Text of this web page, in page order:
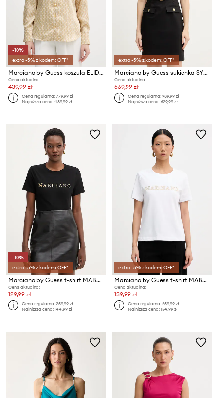
-10%
extra -5% z kodem: OFF*
Marciano by Guess koszula ELIDA
Cena aktualna:
439,99 zł
Cena regularna:779,99 zł
Najniższa cena:489,99 zł
extra -5% z kodem: OFF*
Marciano by Guess sukienka SYBIL
Cena aktualna:
569,99 zł
Cena regularna:989,99 zł
Najniższa cena:629,99 zł
-10%
extra -5% z kodem: OFF*
Marciano by Guess t-shirt MABEL
Cena aktualna:
129,99 zł
Cena regularna:259,99 zł
Najniższa cena:144,99 zł
extra -5% z kodem: OFF*
Marciano by Guess t-shirt MABEL
Cena aktualna:
139,99 zł
Cena regularna:259,99 zł
Najniższa cena:154,99 zł